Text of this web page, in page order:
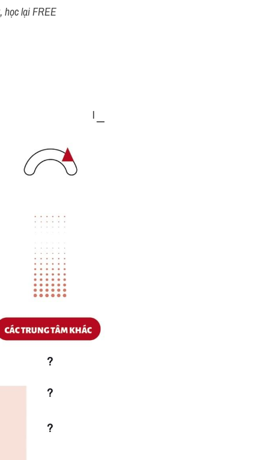
học lại FREE